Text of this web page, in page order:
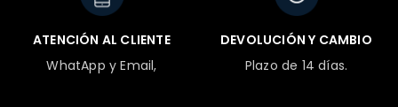
ATENCIÓN AL CLIENTE
WhatApp y Email,
DEVOLUCIÓN Y CAMBIO
Plazo de 14 días.